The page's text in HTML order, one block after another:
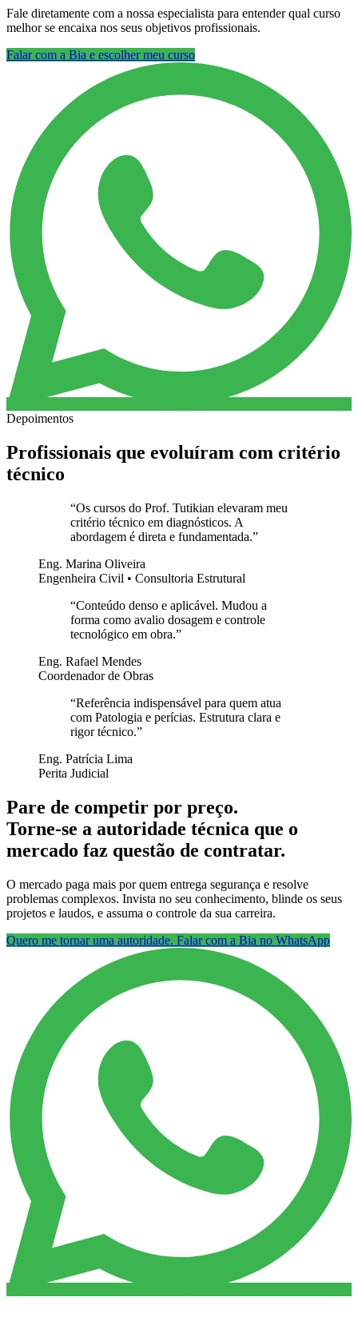
Fale diretamente com a nossa especialista para entender qual curso
melhor se encaixa nos seus objetivos profissionais.
Falar com a Bia e escolher meu curso
Depoimentos
Profissionais que evoluíram com critério
técnico
“Os cursos do Prof. Tutikian elevaram meu
critério técnico em diagnósticos. A
abordagem é direta e fundamentada.”
Eng. Marina Oliveira
Engenheira Civil • Consultoria Estrutural
“Conteúdo denso e aplicável. Mudou a
forma como avalio dosagem e controle
tecnológico em obra.”
Eng. Rafael Mendes
Coordenador de Obras
“Referência indispensável para quem atua
com Patologia e perícias. Estrutura clara e
rigor técnico.”
Eng. Patrícia Lima
Perita Judicial
Pare de competir por preço.
Torne-se a autoridade técnica que o
mercado faz questão de contratar.
O mercado paga mais por quem entrega segurança e resolve
problemas complexos. Invista no seu conhecimento, blinde os seus
projetos e laudos, e assuma o controle da sua carreira.
Quero me tornar uma autoridade. Falar com a Bia no WhatsApp